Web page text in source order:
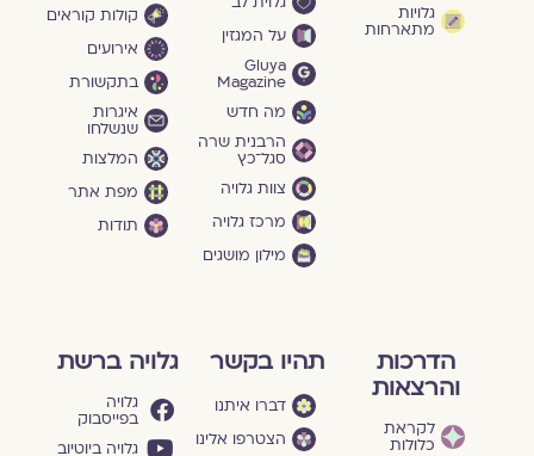
גלויות
מתארחות
על המגזין
Gluya
Magazine
מה חדש
הרבנית שרה
סגל־כץ
צוות גלויה
מרכז גלויה
מילון מושגים
קולות קוראים
אירועים
בתקשורת
איגרות
שנשלחו
המלצות
מפת אתר
תודות
הדרכות
והרצאות
לקראת
כלולות
תהיו בקשר
דברו איתנו
הצטרפו אלינו
גלויה ברשת
גלויה
בפייסבוק
גלויה ביוטיוב